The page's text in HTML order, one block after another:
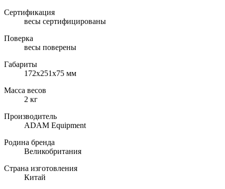
Сертификация
весы сертифицированы
Поверка
весы поверены
Габариты
172x251x75 мм
Масса весов
2 кг
Производитель
ADAM Equipment
Родина бренда
Великобритания
Страна изготовления
Китай